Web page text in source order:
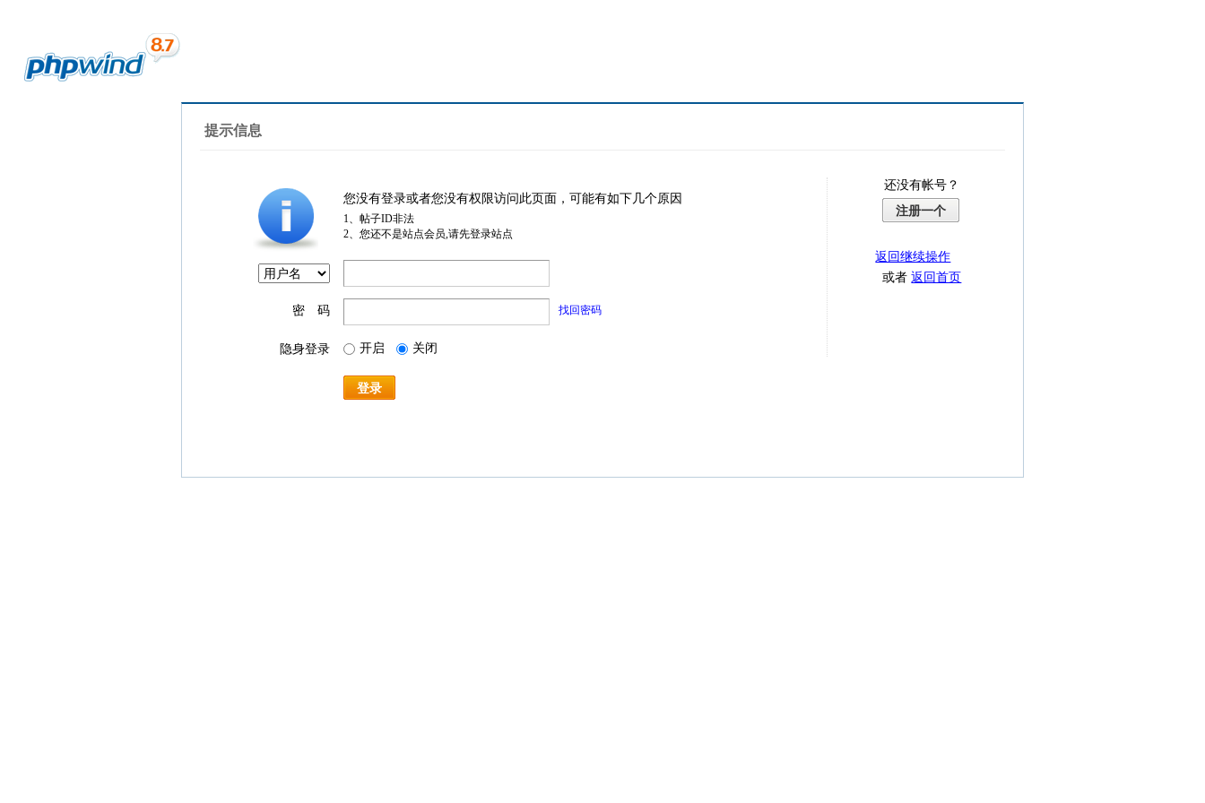
提示信息
您没有登录或者您没有权限访问此页面，可能有如下几个原因
1、帖子ID非法
2、您还不是站点会员,请先登录站点
密 码 找回密码
隐身登录 开启 关闭
登录
还没有帐号？
注册一个
返回继续操作
或者返回首页